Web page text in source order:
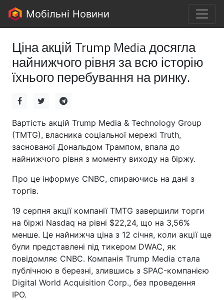
Мобільні Новини
Ціна акцій Trump Media досягла
найнижчого рівня за всю історію
їхнього перебування на ринку.
Вартість акцій Trump Media & Technology Group
(TMTG), власника соціальної мережі Truth,
заснованої Дональдом Трампом, впала до
найнижчого рівня з моменту виходу на біржу.
Про це інформує CNBC, спираючись на дані з
торгів.
19 серпня акції компанії TMTG завершили торги
на біржі Nasdaq на рівні $22,24, що на 3,56%
менше. Це найнижча ціна з 12 січня, коли акції ще
були представлені під тикером DWAC, як
повідомляє CNBC. Компанія Trump Media стала
публічною в березні, злившись з SPAC-компанією
Digital World Acquisition Corp., без проведення
IPO.